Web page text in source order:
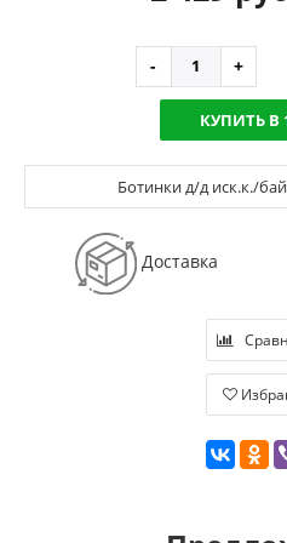
КУПИТЬ В
Ботинки д/д иск.к./
Доставка